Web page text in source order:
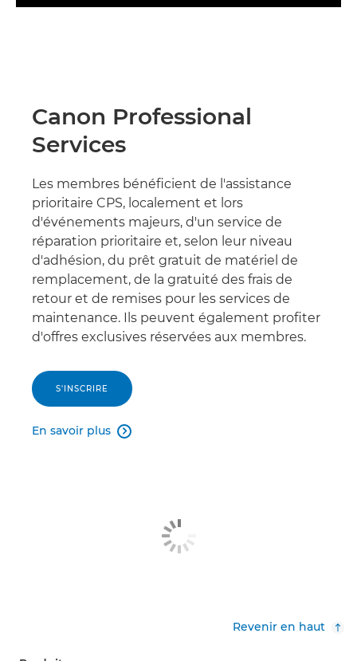
Canon Professional
Services
Les membres bénéficient de l'assistance
prioritaire CPS, localement et lors
d'événements majeurs, d'un service de
réparation prioritaire et, selon leur niveau
d'adhésion, du prêt gratuit de matériel de
remplacement, de la gratuité des frais de
retour et de remises pour les services de
maintenance. Ils peuvent également profiter
d'offres exclusives réservées aux membres.
S'INSCRIRE
En savoir plus 
Revenir en haut